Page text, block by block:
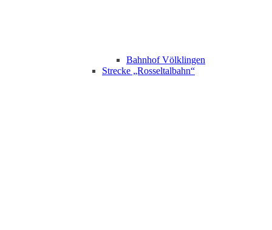
Bahnhof Völklingen
Strecke „Rosseltalbahn“